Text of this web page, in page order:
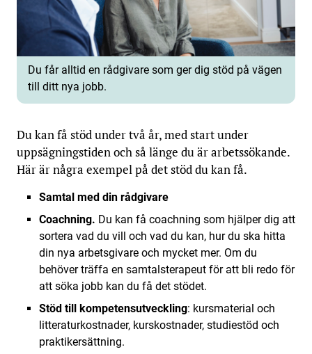
Du får alltid en rådgivare som ger dig stöd på vägen
till ditt nya jobb.
Du kan få stöd under två år, med start under
uppsägningstiden och så länge du är arbetssökande.
Här är några exempel på det stöd du kan få.
Samtal med din rådgivare
Coachning. Du kan få coachning som hjälper dig att
sortera vad du vill och vad du kan, hur du ska hitta
din nya arbetsgivare och mycket mer. Om du
behöver träffa en samtalsterapeut för att bli redo för
att söka jobb kan du få det stödet.
Stöd till kompetensutveckling: kursmaterial och
litteraturkostnader, kurskostnader, studiestöd och
praktikersättning.